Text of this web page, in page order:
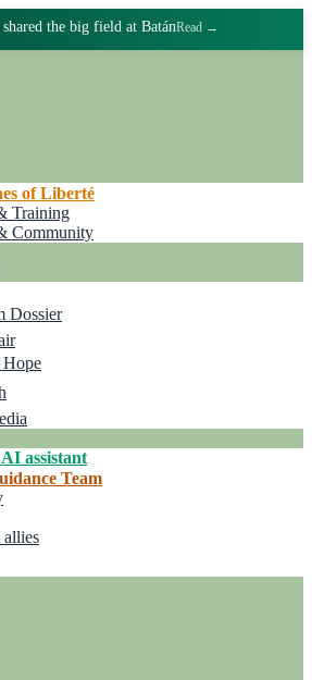
the big field at BatánRead →
of Liberté
Training
Community
Dossier
assistant
Team
allies